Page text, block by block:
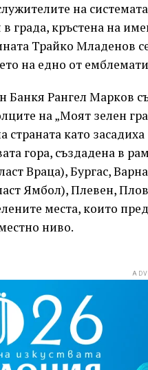
на
в града, кръстена на
Трайко Младенов
на едно от
Банкя Рангел Марков
на „Моят зелен
страната като
гора, създадена в
Враца), Бургас,
Ямбол), Плевен,
места, които
ниво.